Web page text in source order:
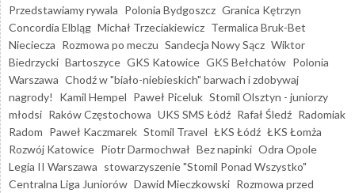
Przedstawiamy rywala Polonia Bydgoszcz Granica Kętrzyn
Concordia Elbląg Michał Trzeciakiewicz Termalica Bruk-Bet
Nieciecza Rozmowa po meczu Sandecja Nowy Sącz Wiktor
Biedrzycki Bartoszyce GKS Katowice GKS Bełchatów Polonia
Warszawa Chodź w "biało-niebieskich" barwach i zdobywaj
nagrody!
Kamil Hempel Paweł Piceluk Stomil Olsztyn - juniorzy
młodsi Raków Częstochowa UKS SMS Łódź Rafał Śledź Radomiak
Radom Paweł Kaczmarek Stomil Travel ŁKS Łódź ŁKS Łomża
Rozwój Katowice Piotr Darmochwał Bez napinki Odra Opole
Legia II Warszawa stowarzyszenie "Stomil Ponad Wszystko"
Centralna Liga Juniorów Dawid Mieczkowski Rozmowa przed